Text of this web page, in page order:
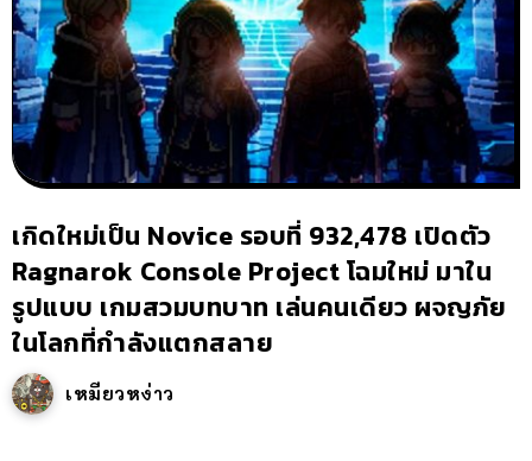
เกิดใหม่เป็น Novice รอบที่ 932,478 เปิดตัว
Ragnarok Console Project โฉมใหม่ มาใน
รูปแบบ เกมสวมบทบาท เล่นคนเดียว ผจญภัย
ในโลกที่กำลังแตกสลาย
เหมียวหง่าว